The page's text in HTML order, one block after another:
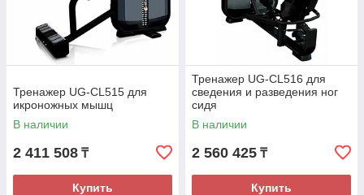
Тренажер UG-CL515 для
икроножных мышц
В наличии
2 411 508 ₸
Купить
Тренажер UG-CL516 для
сведения и разведения ног
сидя
В наличии
2 560 425 ₸
Купить